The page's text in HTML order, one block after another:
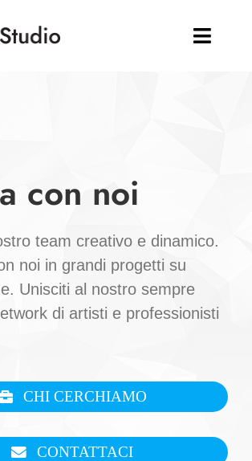
Toggle
con noi
team creativo e dinamico.
noi in grandi progetti su
Unisciti al nostro sempre
di artisti e professionisti
CHI CERCHIAMO
CONTATTACI